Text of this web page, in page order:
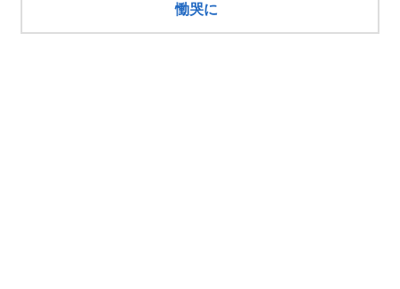
慟哭に